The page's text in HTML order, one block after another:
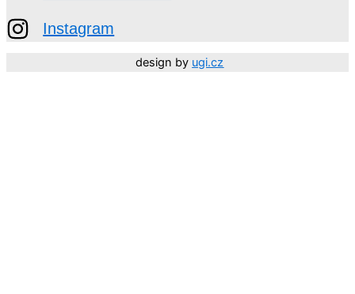
Instagram
design by ugi.cz